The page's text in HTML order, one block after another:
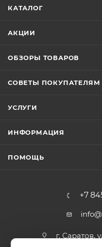
КАТАЛОГ
АКЦИИ
ОБЗОРЫ ТОВАРОВ
СОВЕТЫ ПОКУПАТЕЛЯМ
УСЛУГИ
ИНФОРМАЦИЯ
ПОМОЩЬ
+7
г. Саратов,